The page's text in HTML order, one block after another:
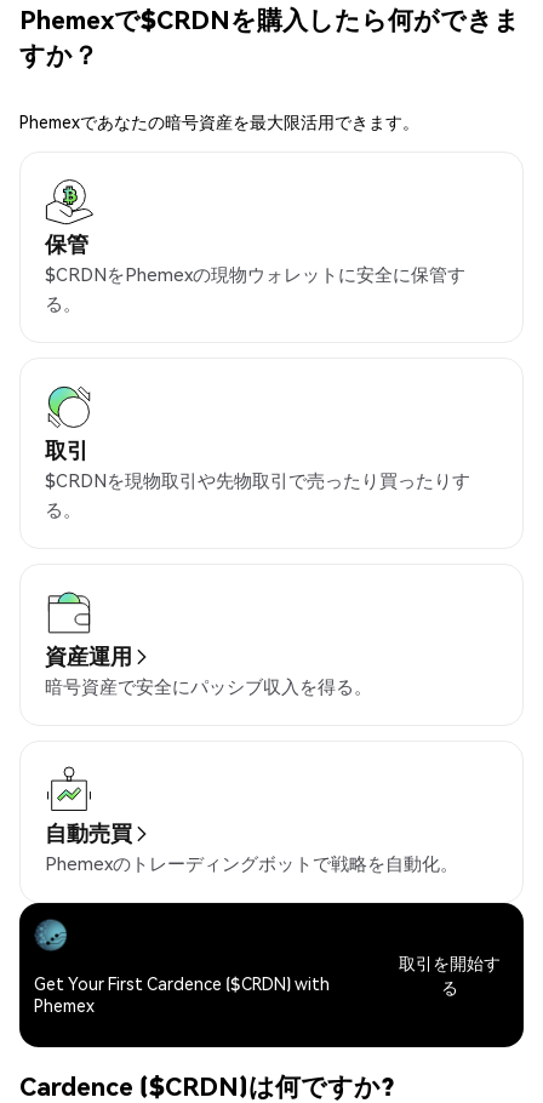
Phemexで$CRDNを購入したら何ができま
すか？
Phemexであなたの暗号資産を最大限活用できます。
保管
$CRDNをPhemexの現物ウォレットに安全に保管す
る。
取引
$CRDNを現物取引や先物取引で売ったり買ったりす
る。
資産運用
暗号資産で安全にパッシブ収入を得る。
自動売買
Phemexのトレーディングボットで戦略を自動化。
Get Your First Cardence ($CRDN) with
Phemex
取引を開始す
る
Cardence ($CRDN)は何ですか?